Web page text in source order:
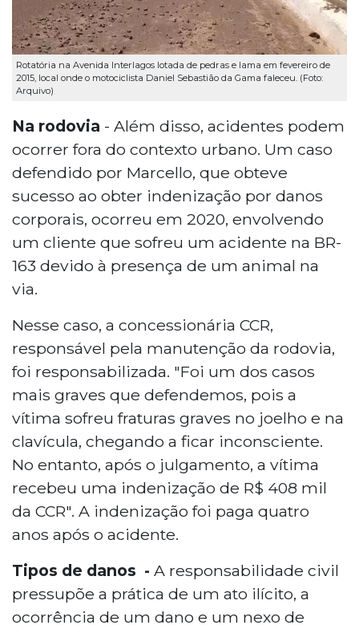
Rotatória na Avenida Interlagos lotada de pedras e lama em fevereiro de
2015, local onde o motociclista Daniel Sebastião da Gama faleceu. (Foto:
Arquivo)
Na rodovia - Além disso, acidentes podem
ocorrer fora do contexto urbano. Um caso
defendido por Marcello, que obteve
sucesso ao obter indenização por danos
corporais, ocorreu em 2020, envolvendo
um cliente que sofreu um acidente na BR-
163 devido à presença de um animal na
via.
Nesse caso, a concessionária CCR,
responsável pela manutenção da rodovia,
foi responsabilizada. "Foi um dos casos
mais graves que defendemos, pois a
vítima sofreu fraturas graves no joelho e na
clavícula, chegando a ficar inconsciente.
No entanto, após o julgamento, a vítima
recebeu uma indenização de R$ 408 mil
da CCR". A indenização foi paga quatro
anos após o acidente.
Tipos de danos - A responsabilidade civil
pressupõe a prática de um ato ilícito, a
ocorrência de um dano e um nexo de